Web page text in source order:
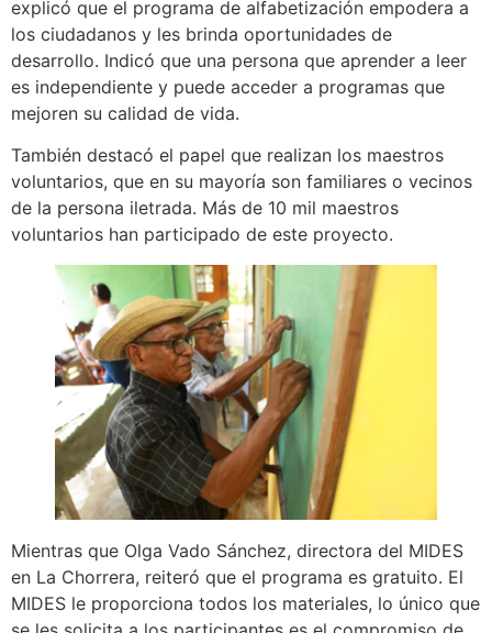
explicó que el programa de alfabetización empodera a
los ciudadanos y les brinda oportunidades de
desarrollo. Indicó que una persona que aprender a leer
es independiente y puede acceder a programas que
mejoren su calidad de vida.
También destacó el papel que realizan los maestros
voluntarios, que en su mayoría son familiares o vecinos
de la persona iletrada. Más de 10 mil maestros
voluntarios han participado de este proyecto.
Mientras que Olga Vado Sánchez, directora del MIDES
en La Chorrera, reiteró que el programa es gratuito. El
MIDES le proporciona todos los materiales, lo único que